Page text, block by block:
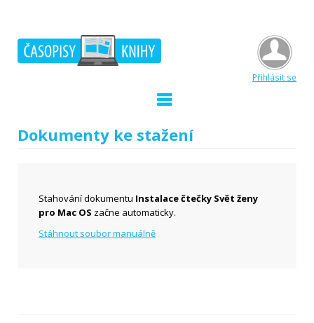
Přihlásit se
Dokumenty ke stažení
Stahování dokumentu Instalace čtečky Svět ženy
pro Mac OS začne automaticky.
Stáhnout soubor manuálně